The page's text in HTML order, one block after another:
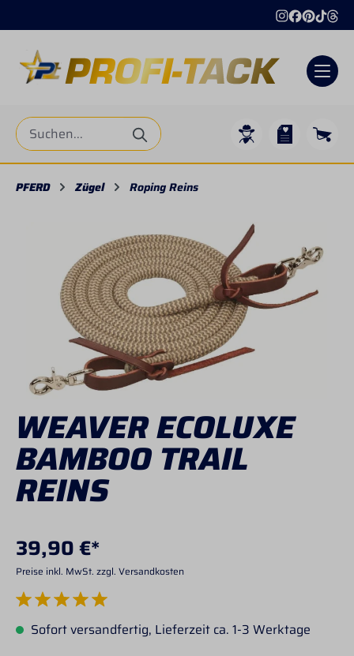
PFERD Zügel Roping Reins
Bildergalerie überspringen
WEAVER ECOLUXE
BAMBOO TRAIL
REINS
39,90 €*
Preise inkl. MwSt. zzgl. Versandkosten
Durchschnittliche Bewertung von 5 von 5 Sternen
Sofort versandfertig, Lieferzeit ca. 1-3 Werktage